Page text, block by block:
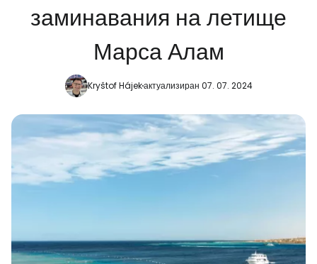
заминавания на летище
Марса Алам
Kryštof Hájekактуализиран 07. 07. 2024
Продължете с Facebook
Продължете с имейл